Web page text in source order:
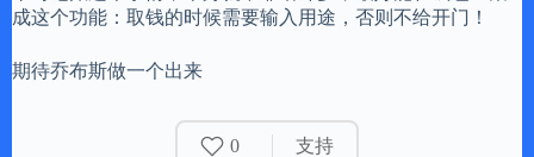
成这个功能：取钱的时候需要输入用途，否则不给开门！
期待乔布斯做一个出来
0 支持